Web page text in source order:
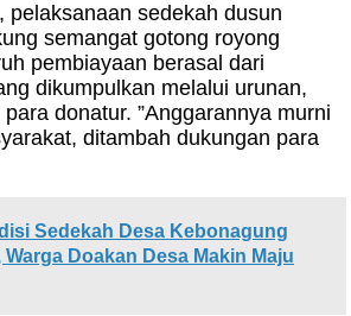
pelaksanaan sedekah dusun
semangat gotong royong
pembiayaan berasal dari
dikumpulkan melalui urunan,
donatur. ”Anggarannya murni
ditambah dukungan para
Sedekah Desa Kebonagung
Warga Doakan Desa Makin Maju